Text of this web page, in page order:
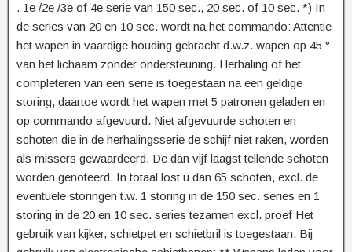
. 1e /2e /3e of 4e serie van 150 sec., 20 sec. of 10 sec. *) In
de series van 20 en 10 sec. wordt na het commando: Attentie
het wapen in vaardige houding gebracht d.w.z. wapen op 45 °
van het lichaam zonder ondersteuning. Herhaling of het
completeren van een serie is toegestaan na een geldige
storing, daartoe wordt het wapen met 5 patronen geladen en
op commando afgevuurd. Niet afgevuurde schoten en
schoten die in de herhalingsserie de schijf niet raken, worden
als missers gewaardeerd. De dan vijf laagst tellende schoten
worden genoteerd. In totaal lost u dan 65 schoten, excl. de
eventuele storingen t.w. 1 storing in de 150 sec. series en 1
storing in de 20 en 10 sec. series tezamen excl. proef Het
gebruik van kijker, schietpet en schietbril is toegestaan. Bij